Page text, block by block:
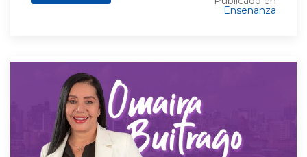
Ensenanza